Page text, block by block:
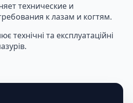
технические и
к лазам и когтям.
технічні та експлуатаційні